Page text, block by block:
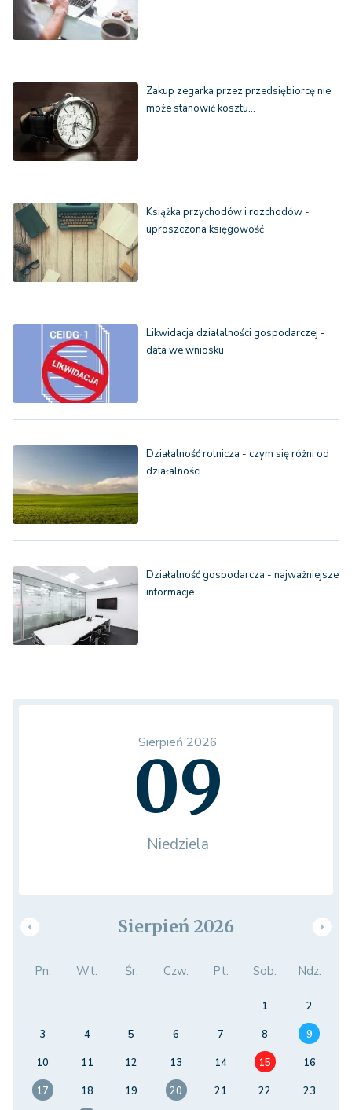
Zakup zegarka przez przedsiębiorcę nie
może stanowić kosztu…
Książka przychodów i rozchodów -
uproszczona księgowość
Likwidacja działalności gospodarczej -
data we wniosku
Działalność rolnicza - czym się różni od
działalności…
Działalność gospodarcza - najważniejsze
informacje
Sierpień 2026
09
Niedziela
Sierpień 2026
Pn. Wt. Śr. Czw. Pt. Sob. Ndz.
1
2
3
4 5 6 7 8
9
10
11 12 13 14 15
16
17
18 19 20 21 22
23